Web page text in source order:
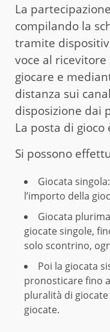
La
compilando la
tramite
voce al
giocare e
distanza sui
disposizione dai
La posta di gioco
Si possono
Giocata
l’importo della
Giocata
giocate singole,
solo scontrino,
Poi la giocata
pronosticare fino
pluralità di
giocate.